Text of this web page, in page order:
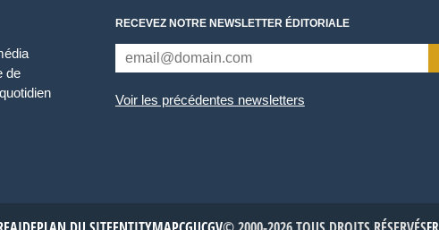
de
RECEVEZ NOTRE NEWSLETTER ÉDITORIALE
Voir les précédentes newsletters